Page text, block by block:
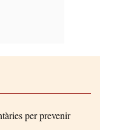
per prevenir